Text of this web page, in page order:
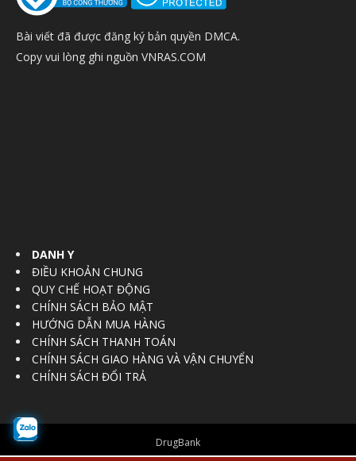
Bài viết đã được đăng ký bản quyền DMCA.
Copy vui lòng ghi nguồn VNRAS.COM
DANH Y
ĐIỀU KHOẢN CHUNG
QUY CHẾ HOẠT ĐỘNG
CHÍNH SÁCH BẢO MẬT
HƯỚNG DẪN MUA HÀNG
CHÍNH SÁCH THANH TOÁN
CHÍNH SÁCH GIAO HÀNG VÀ VẬN CHUYỂN
CHÍNH SÁCH ĐỔI TRẢ
DrugBank